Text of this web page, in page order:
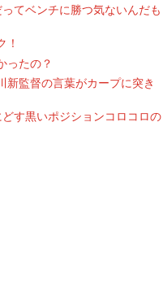
てベンチに勝つ気ないんだも
！
ったの？
新監督の言葉がカープに突き
す黒いポジションコロコロの